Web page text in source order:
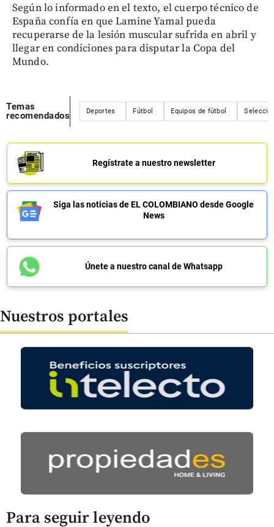
Según lo informado en el texto, el cuerpo técnico de
España confía en que Lamine Yamal pueda
recuperarse de la lesión muscular sufrida en abril y
llegar en condiciones para disputar la Copa del
Mundo.
Temas
recomendados
Deportes Fútbol Equipos de fútbol
Regístrate a nuestro newsletter
Siga las noticias de EL COLOMBIANO desde Google
News
Únete a nuestro canal de Whatsapp
Nuestros portales
Para seguir leyendo